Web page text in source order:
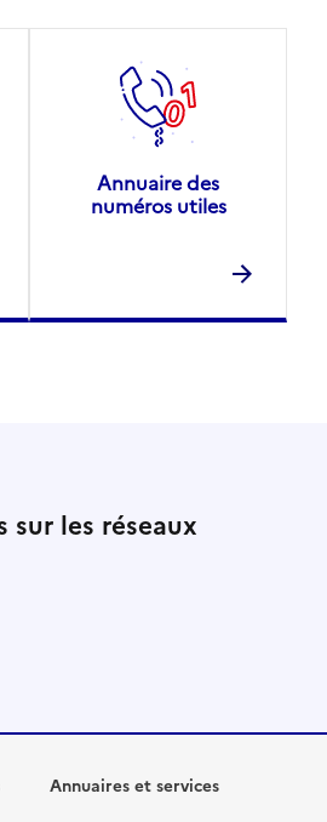
Annuaire des
numéros utiles
sur les réseaux
Annuaires et services